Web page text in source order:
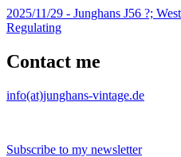
2025/11/29 - Junghans J56 ?;
Regulating
Contact me
info(at)junghans-vintage.de
Subscribe to my newsletter